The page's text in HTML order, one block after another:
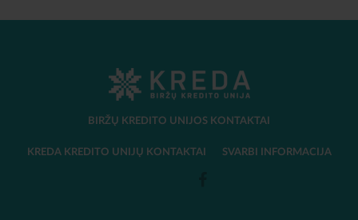
BIRŽŲ KREDITO UNIJOS KONTAKTAI
KREDA KREDITO UNIJŲ KONTAKTAI SVARBI INFORMACIJA